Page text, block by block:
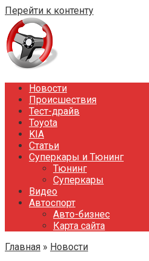
Перейти к контенту
Новости
Происшествия
Тест-драйв
Toyota
KIA
Статьи
Суперкары и Тюнинг
Тюнинг
Суперкары
Видео
Автоспорт
Авто-бизнес
Карта сайта
Главная » Новости